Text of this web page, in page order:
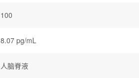
100
8.07 pg/mL
人脑脊液